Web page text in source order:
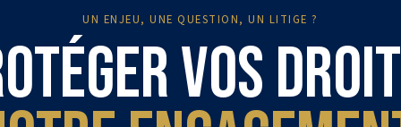
UN ENJEU, UNE QUESTION, UN LITIGE ?
vos